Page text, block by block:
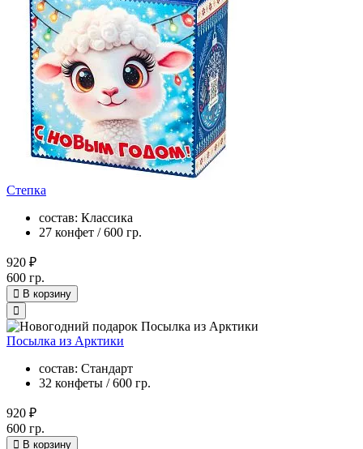
Степка
состав: Классика
27 конфет / 600 гр.
920 ₽
600 гр.
В корзину
Посылка из Арктики
состав: Стандарт
32 конфеты / 600 гр.
920 ₽
600 гр.
В корзину